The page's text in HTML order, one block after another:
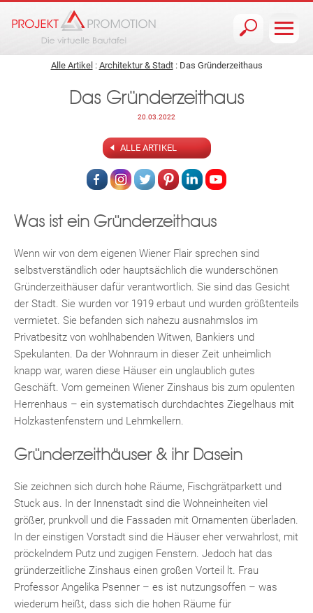
Alle Artikel : Architektur & Stadt: Das Gründerzeithaus
Das Gründerzeithaus
20.03.2022
ALLE ARTIKEL
Was ist ein Gründerzeithaus
Wenn wir von dem eigenen Wiener Flair sprechen sind
selbstverständlich oder hauptsächlich die wunderschönen
Gründerzeithäuser dafür verantwortlich. Sie sind das Gesicht
der Stadt. Sie wurden vor 1919 erbaut und wurden größtenteils
vermietet. Sie befanden sich nahezu ausnahmslos im
Privatbesitz von wohlhabenden Witwen, Bankiers und
Spekulanten. Da der Wohnraum in dieser Zeit unheimlich
knapp war, waren diese Häuser ein unglaublich gutes
Geschäft. Vom gemeinen Wiener Zinshaus bis zum opulenten
Herrenhaus – ein systematisch durchdachtes Ziegelhaus mit
Holzkastenfenstern und Lehmkellern.
Gründerzeithäuser & ihr Dasein
Sie zeichnen sich durch hohe Räume, Fischgrätparkett und
Stuck aus. In der Innenstadt sind die Wohneinheiten viel
größer, prunkvoll und die Fassaden mit Ornamenten überladen.
In der einstigen Vorstadt sind die Häuser eher verwahrlost, mit
pröckelndem Putz und zugigen Fenstern. Jedoch hat das
gründerzeitliche Zinshaus einen großen Vorteil lt. Frau
Professor Angelika Psenner – es ist nutzungsoffen – was
wiederum heißt, dass sich die hohen Räume für